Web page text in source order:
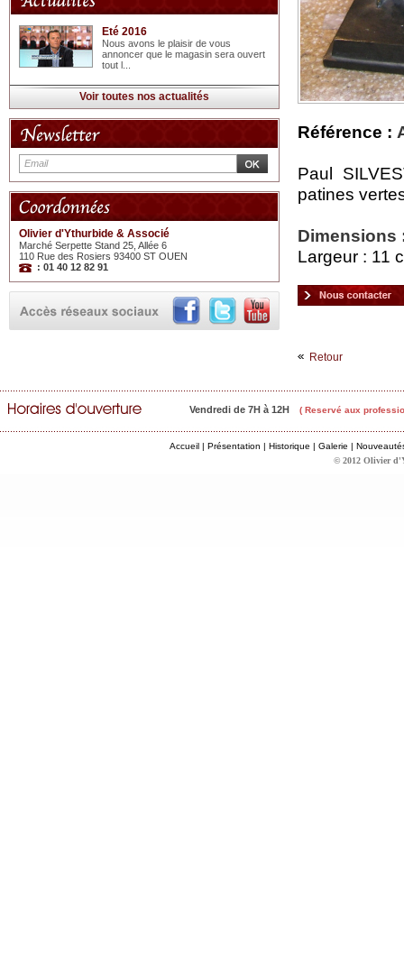
Eté 2016
Nous avons le plaisir de vous
annoncer que le magasin sera ouvert
tout l...
Voir toutes nos actualités
Olivier d'Ythurbide & Associé
Marché Serpette Stand 25, Allée 6
110 Rue des Rosiers 93400 ST OUEN
: 01 40 12 82 91
Référence :
Paul
patines
Dimensions
Largeur : 11
Retour
Vendredi de 7H à 12H ( Reservé aux
Accueil | Présentation | Historique | Galerie |
© 2012 Olivier